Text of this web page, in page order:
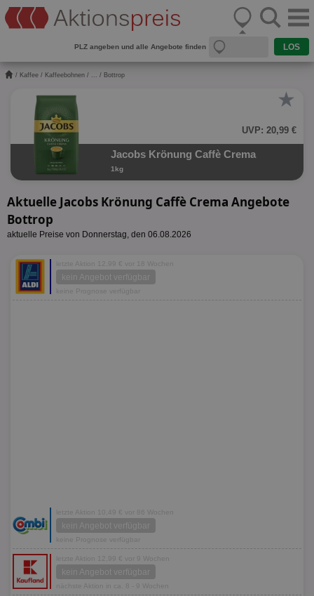
PLZ angeben und alle Angebote finden
/ Kaffee / Kaffeebohnen / ... / Bottrop
★
UVP: 20,99 €
Jacobs Krönung Caffè Crema
1kg
Aktuelle Jacobs Krönung Caffè Crema Angebote
Bottrop
aktuelle Preise von Donnerstag, den 06.08.2026
letzte Aktion 12,99 € vor 18 Wochen
kein Angebot verfügbar
keine Prognose verfügbar
letzte Aktion 10,49 € vor 86 Wochen
kein Angebot verfügbar
keine Prognose verfügbar
letzte Aktion 12,99 € vor 9 Wochen
kein Angebot verfügbar
nächste Aktion in ca. 8 - 9 Wochen